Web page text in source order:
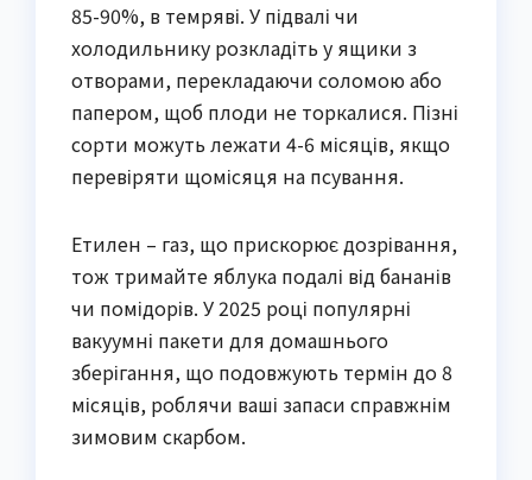
85-90%, в темряві. У підвалі чи
холодильнику розкладіть у ящики з
отворами, перекладаючи соломою або
папером, щоб плоди не торкалися. Пізні
сорти можуть лежати 4-6 місяців, якщо
перевіряти щомісяця на псування.
Етилен – газ, що прискорює дозрівання,
тож тримайте яблука подалі від бананів
чи помідорів. У 2025 році популярні
вакуумні пакети для домашнього
зберігання, що подовжують термін до 8
місяців, роблячи ваші запаси справжнім
зимовим скарбом.